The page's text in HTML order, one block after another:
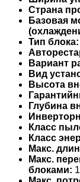
Страна
Базовая
Тип блока:
Вариант
Вид
Высота
Глубина
Класс
Класс
Макс.
Макс.
блоками: